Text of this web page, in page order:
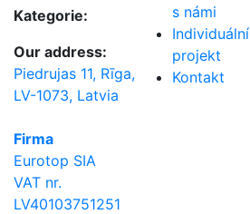
Kategorie:
Our address:
Piedrujas 11, Rīga,
LV-1073, Latvia
Firma
Eurotop SIA
VAT nr.
LV40103751251
s námi
Individuální
projekt
Kontakt